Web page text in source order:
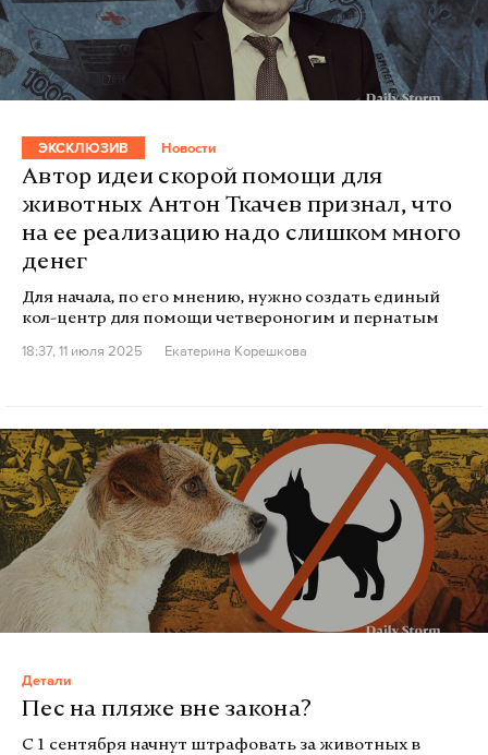
ЭКСКЛЮЗИВ Новости
Автор идеи скорой помощи для
животных Антон Ткачев признал, что
на ее реализацию надо слишком много
денег
Для начала, по его мнению, нужно создать единый
кол-центр для помощи четвероногим и пернатым
18:37, 11 июля 2025
Екатерина Корешкова
Детали
Пес на пляже вне закона?
С 1 сентября начнут штрафовать за животных в